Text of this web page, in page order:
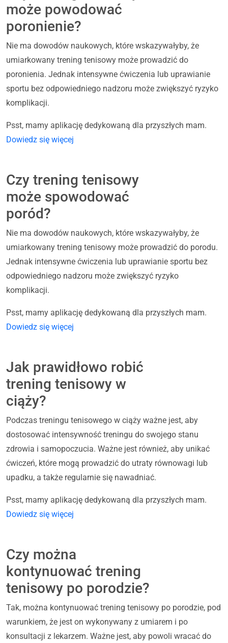
może powodować
poronienie?
Nie ma dowodów naukowych, które wskazywałyby, że
umiarkowany trening tenisowy może prowadzić do
poronienia. Jednak intensywne ćwiczenia lub uprawianie
sportu bez odpowiedniego nadzoru może zwiększyć ryzyko
komplikacji.
Psst, mamy aplikację dedykowaną dla przyszłych mam.
Dowiedz się więcej
Czy trening tenisowy
może spowodować
poród?
Nie ma dowodów naukowych, które wskazywałyby, że
umiarkowany trening tenisowy może prowadzić do porodu.
Jednak intensywne ćwiczenia lub uprawianie sportu bez
odpowiedniego nadzoru może zwiększyć ryzyko
komplikacji.
Psst, mamy aplikację dedykowaną dla przyszłych mam.
Dowiedz się więcej
Jak prawidłowo robić
trening tenisowy w
ciąży?
Podczas treningu tenisowego w ciąży ważne jest, aby
dostosować intensywność treningu do swojego stanu
zdrowia i samopoczucia. Ważne jest również, aby unikać
ćwiczeń, które mogą prowadzić do utraty równowagi lub
upadku, a także regularnie się nawadniać.
Psst, mamy aplikację dedykowaną dla przyszłych mam.
Dowiedz się więcej
Czy można
kontynuować trening
tenisowy po porodzie?
Tak, można kontynuować trening tenisowy po porodzie, pod
warunkiem, że jest on wykonywany z umiarem i po
konsultacji z lekarzem. Ważne jest, aby powoli wracać do